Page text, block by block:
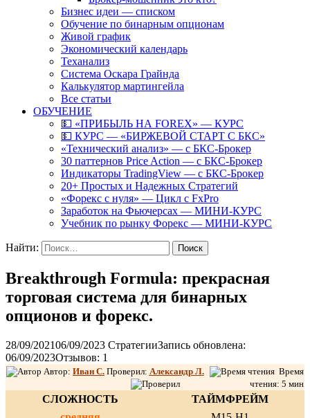
Бизнес идеи — списком
Обучение по бинарным опционам
Живой график
Экономический календарь
Теханализ
Система Оскара Грайнда
Калькулятор мартингейла
Все статьи
ОБУЧЕНИЕ
💵 «ПРИБЫЛЬ НА FOREX» — КУРС
💵 КУРС — «БИРЖЕВОЙ СТАРТ С БКС»
«Технический анализ» — с БКС-Брокер
30 паттернов Price Action — с БКС-Брокер
Индикаторы TradingView — с БКС-Брокер
20+ Простых и Надежных Стратегий
«Форекс с нуля» — Цикл с FxPro
Заработок на Фьючерсах — МИНИ-КУРС
Учебник по рынку Форекс — МИНИ-КУРС
Найти:
Breakthrough Formula: прекрасная
торговая система для бинарных
опционов и форекс.
28/09/202106/09/2023 СтратегииЗапись обновлена:
06/09/2023Отзывов: 1
Автор: Иван С. Проверил: Александр Л.
Время
чтения: 5 мин
СЛОЖНОСТЬ
ТАЙМФРЕЙМ